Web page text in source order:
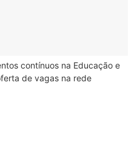
contínuos na Educação e
de vagas na rede